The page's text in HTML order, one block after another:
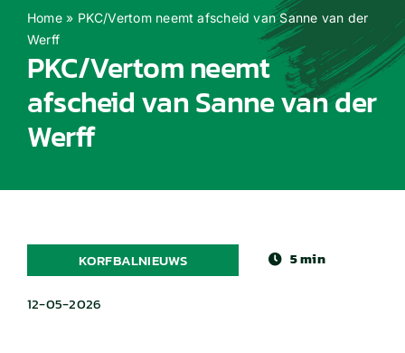
Home» PKC/Vertom neemt afscheid van Sanne van der
Werff
PKC/Vertom neemt
afscheid van Sanne van der
Werff
KORFBALNIEUWS 5 min
12-05-2026